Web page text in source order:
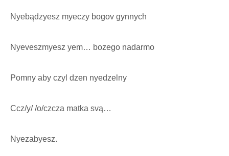
Nyebądzyesz myeczy bogov gynnych
Nyeveszmyesz yem… bozego nadarmo
Pomny aby czyl dzen nyedzelny
Ccz/y/ /o/czcza matka svą…
Nyezabyesz.